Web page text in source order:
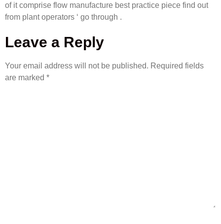
of it comprise flow manufacture best practice piece find out
from plant operators ‘ go through .
Leave a Reply
Your email address will not be published. Required fields
are marked *